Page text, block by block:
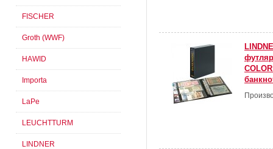
FISCHER
Groth (WWF)
HAWID
Importa
LaPe
LEUCHTTURM
LINDNER